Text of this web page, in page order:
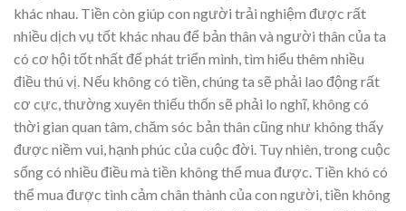
khác nhau. Tiền còn giúp con người trải nghiệm được rất
nhiều dịch vụ tốt khác nhau để bản thân và người thân của ta
có cơ hội tốt nhất để phát triển mình, tìm hiểu thêm nhiều
điều thú vị. Nếu không có tiền, chúng ta sẽ phải lao động rất
cơ cực, thường xuyên thiếu thốn sẽ phải lo nghĩ, không có
thời gian quan tâm, chăm sóc bản thân cũng như không thấy
được niềm vui, hạnh phúc của cuộc đời. Tuy nhiên, trong cuộc
sống có nhiều điều mà tiền không thể mua được. Tiền khó có
thể mua được tình cảm chân thành của con người, tiền không